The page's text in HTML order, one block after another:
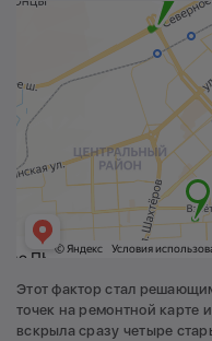
Этот фактор стал
точек на ремонтной карте
вскрыла сразу четыре